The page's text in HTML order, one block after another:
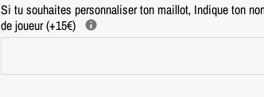
Si tu souhaites personnaliser ton maillot‚ Indique ton
de joueur (+15€)